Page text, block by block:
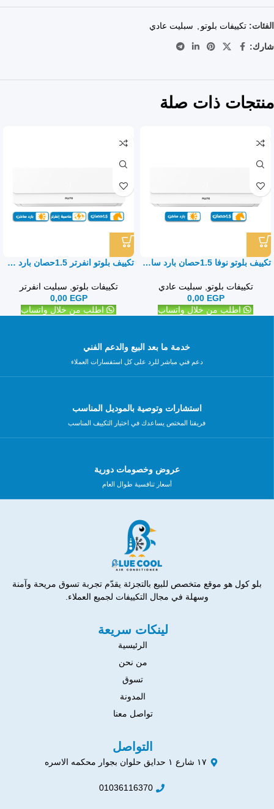
الفئات: تكييفات بلوتو , سبليت عادي
شارك:
منتجات ذات صلة
تكييف بلوتو نوفا 1.5حصان بارد ساخن – سبليت
تكييفات بلوتو, سبليت عادي
0,00 EGP
اطلب من خلال واتساب
تكييف بلوتو انفرتر 1.5حصان بارد ساخن – سبليت
تكييفات بلوتو, سبليت انفرتر
0,00 EGP
اطلب من خلال واتساب
خدمة ما بعد البيع والدعم الفني
دعم فني مباشر للرد على كل استفسارات العملاء
استشارات وتوصية بالموديل المناسب
فريقنا المختص يساعدك في اختيار التكييف المناسب
عروض وخصومات دورية
أسعار تنافسية طوال العام
بلو كول هو موقع متخصص للبيع بالتجزئة يقدّم تجربة تسوق مريحة وآمنة
وسهلة في مجال التكييفات لجميع العملاء.
لينكات سريعة
الرئيسية
من نحن
تسوق
المدونة
تواصل معنا
التواصل
١٧ شارع ١ حدايق حلوان بجوار محكمه الاسره
01036116370